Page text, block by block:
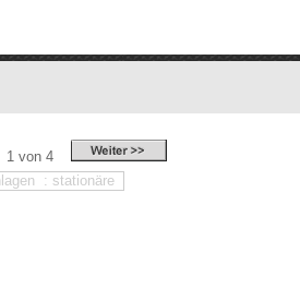
1 von 4